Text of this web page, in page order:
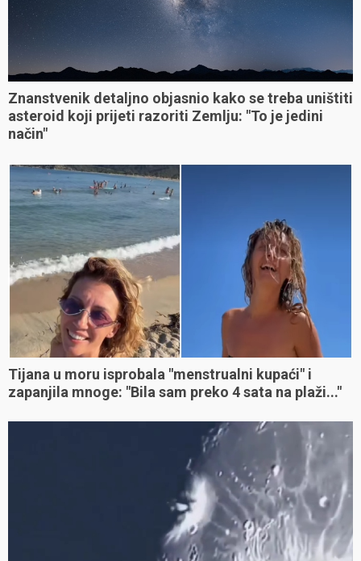
Znanstvenik detaljno objasnio kako se treba uništiti
asteroid koji prijeti razoriti Zemlju: "To je jedini
način"
Tijana u moru isprobala "menstrualni kupaći" i
zapanjila mnoge: "Bila sam preko 4 sata na plaži..."